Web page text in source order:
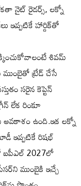
నైట్ రైడర్స్, లక్నో
ఇప్పటికే హార్దిక్‌తో
శివమ్
ట్రేడ్ చేసే
సరైన కెప్టెన్‌
లేక రింకూ
అవకాశం ఉంది.ఇక లక్నో
ఇప్పటికే రిషభ్
ఐపీఎల్ 2027లో
ముంబైకి ఇచ్చే